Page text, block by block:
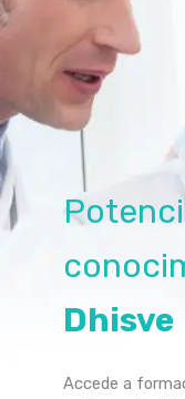
Dhisve
Accede a